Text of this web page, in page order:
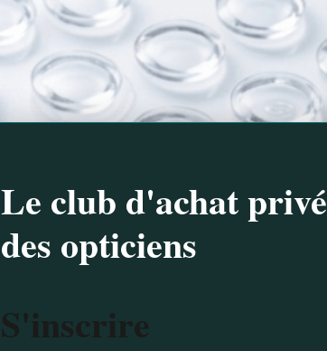
Le club d'achat privé
des opticiens
S'inscrire